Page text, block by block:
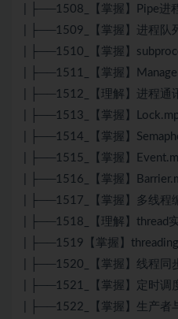
| ├──1508_【掌握】Pipe进
| ├──1509_【掌握】进程队
| ├──1510_【掌握】
| ├──1511_【掌握】
| ├──1512_【理解】进程通
| ├──1513_【掌握】
| ├──1514_【掌握】
| ├──1515_【掌握】
| ├──1516_【掌握】
| ├──1517_【掌握】多线程
| ├──1518_【理解】thread
| ├──1519【掌握】
| ├──1520_【掌握】线程同
| ├──1521_【掌握】定时调
| ├──1522_【掌握】生产者